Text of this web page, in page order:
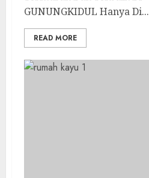
GUNUNGKIDUL Hanya Di...
READ MORE